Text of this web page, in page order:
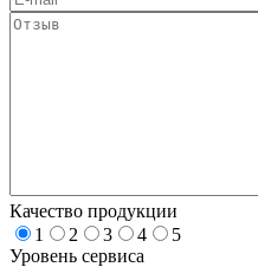
Качество продукции
1
2 3 4
5
Уровень сервиса